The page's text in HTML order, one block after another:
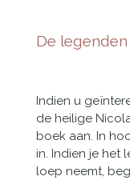
De
Indien u
de heilige
boek aan. In
in. Indien je het
loep neemt,